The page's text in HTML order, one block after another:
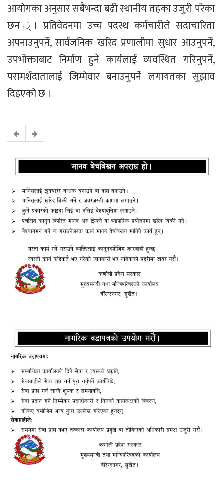
आयोगका अनुसार सबैभन्दा बढी स्थानीय तहका उजुरी परेका
छन ्। प्रतिवेदनमा उच्च पदस्थ कर्मचारीले सदाचारिता
अपनाउनुपर्ने, सार्वजनिक खरिद प्रणालीमा सुधार आउनुपर्ने,
उपभोक्ताबाट निर्माण हुने कार्यलाई व्यवस्थित गरिनुपर्ने,
परामर्शदातालाई जिम्मेवार बनाउनुपर्ने लगायतका सुझाव
दिइएको छ ।